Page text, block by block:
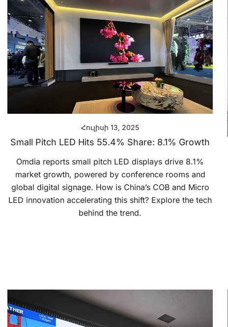
Հուլիսի 13, 2025
Small Pitch LED Hits 55.4% Share: 8.1% Growth
Omdia reports small pitch LED displays drive 8.1%
market growth, powered by conference rooms and
global digital signage. How is China’s COB and Micro
LED innovation accelerating this shift? Explore the tech
behind the trend.